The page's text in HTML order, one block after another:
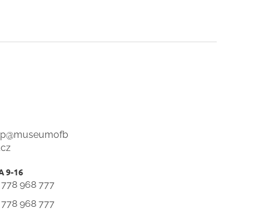
@museumofb
778 968 777
778 968 777